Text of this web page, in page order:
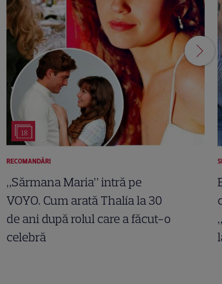
18
RECOMANDĂRI
„Sărmana Maria” intră pe
VOYO. Cum arată Thalía la 30
de ani după rolul care a făcut-o
celebră